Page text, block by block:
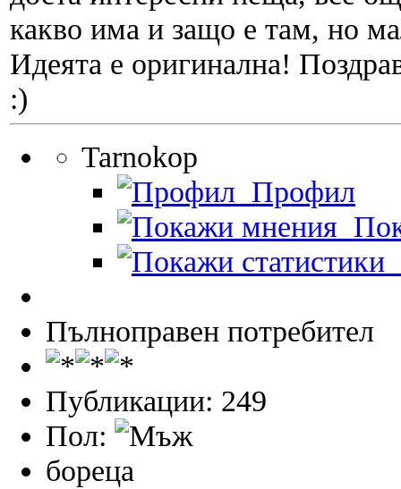
какво има и защо е там, но
Идеята е оригинална!
:)
Tarnokop
Профил
Пълноправен потребител
Публикации: 249
Пол:
бореца